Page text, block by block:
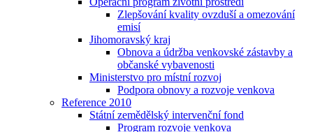
Zlepšování kvality ovzduší a omezování
emisí
Jihomoravský kraj
Obnova a údržba venkovské zástavby a
občanské vybavenosti
Ministerstvo pro místní rozvoj
Podpora obnovy a rozvoje venkova
Reference 2010
Státní zemědělský intervenční fond
Program rozvoje venkova